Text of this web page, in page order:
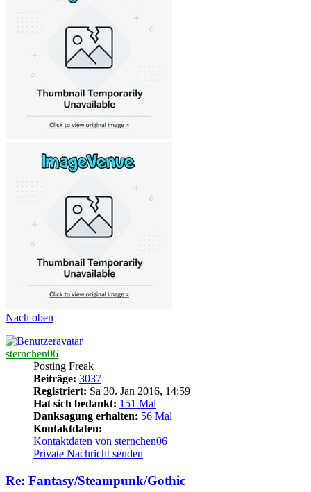
Nach oben
sternchen06
Posting Freak
Beiträge: 3037
Registriert: Sa 30. Jan 2016, 14:59
Hat sich bedankt: 151 Mal
Danksagung erhalten: 56 Mal
Kontaktdaten:
Kontaktdaten von sternchen06
Private Nachricht senden
Re: Fantasy/Steampunk/Gothic